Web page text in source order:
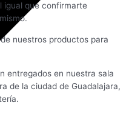
igual que confirmarte
nuestros productos para
entregados en nuestra sala
de la ciudad de Guadalajara,